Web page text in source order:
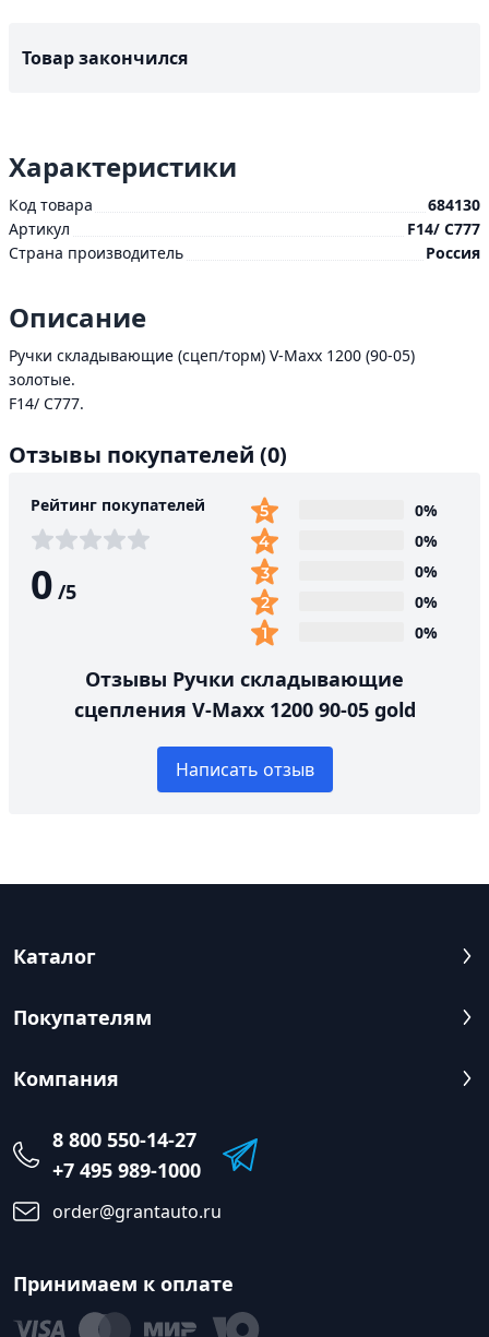
Товар закончился
Характеристики
Код товара
684130
Артикул
F14/ C777
Страна производитель
Россия
Описание
Ручки складывающие (сцеп/торм) V-Maxx 1200 (90-05)
золотые.
F14/ C777.
Отзывы покупателей (0)
Рейтинг покупателей
0 /5
0%
0%
0%
0%
0%
Отзывы Ручки складывающие
сцепления V-Maxx 1200 90-05 gold
Написать отзыв
Каталог
Покупателям
Компания
8 800 550-14-27
+7 495 989-1000
order@grantauto.ru
Принимаем к оплате